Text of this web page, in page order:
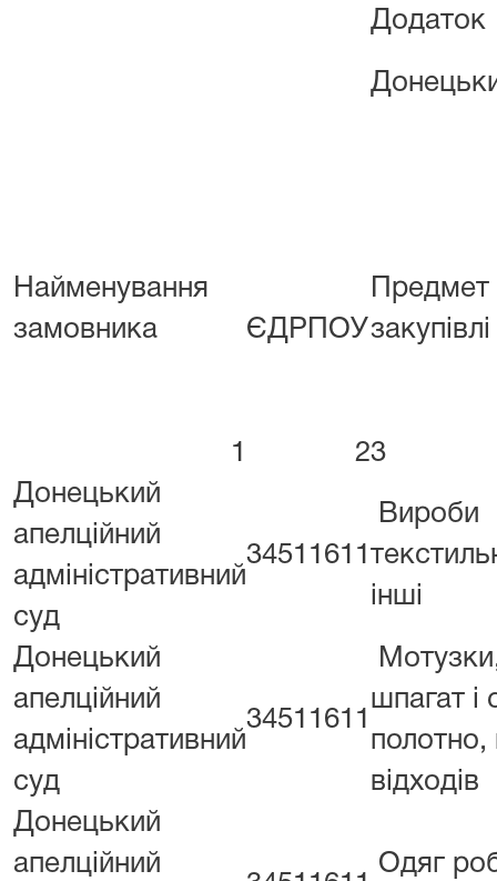
Додаток
Найменування
замовника
ЄДРПОУ
Предмет
закупівлі
1 23
Донецький
апелційний
адміністративний
суд
34511611
Вироби
інші
Донецький
апелційний
адміністративний
суд
34511611
шпагат і
полотно,
відходів
Донецький
апелційний
Одяг